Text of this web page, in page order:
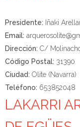
Presidente: Iñaki
Email:
Dirección: C/
Código Postal: 31390
Ciudad: Olite (Navarra)
Teléfono: 653852048
LAKARRI